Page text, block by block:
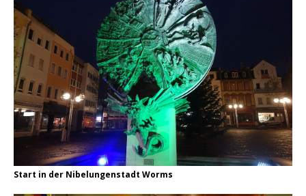
Start in der Nibelungenstadt Worms